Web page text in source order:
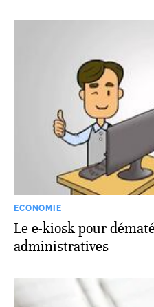
ECONOMIE
Le e-kiosk pour
administratives